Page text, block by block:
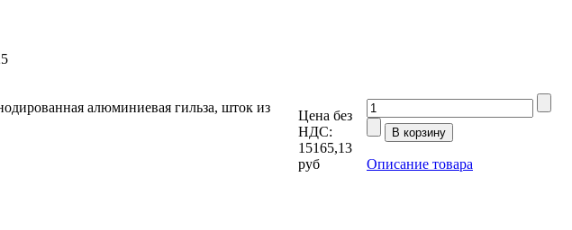
алюминиевая гильза, шток из
Цена без
НДС:
15165,13
руб
Описание товара